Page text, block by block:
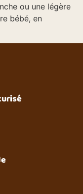
ou une légère
bébé, en